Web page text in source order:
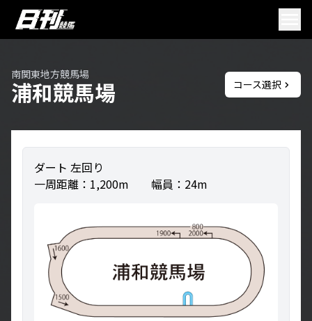
南関東地方競馬場
浦和競馬場 コース選択
ダート 左回り
一周距離：1,200m 幅員：24m